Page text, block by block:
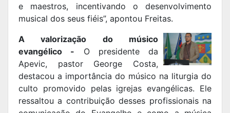
e maestros, incentivando o desenvolvimento
musical dos seus fiéis”, apontou Freitas.
A valorização do músico
evangélico - O presidente da
Apevic, pastor George Costa,
destacou a importância do músico na liturgia do
culto promovido pelas igrejas evangélicas. Ele
ressaltou a contribuição desses profissionais na